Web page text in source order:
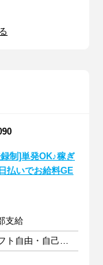
制]単発OK♪稼ぎ
払いでお給料GE
支給
週1日以上 1日5時間以上 シフト自由・自己申告